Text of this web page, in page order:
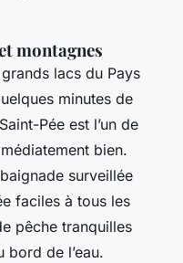
montagnes
lacs du Pays
minutes de
Pée est l’un de
bien.
surveillée
faciles à tous les
pêche tranquilles
de l’eau.